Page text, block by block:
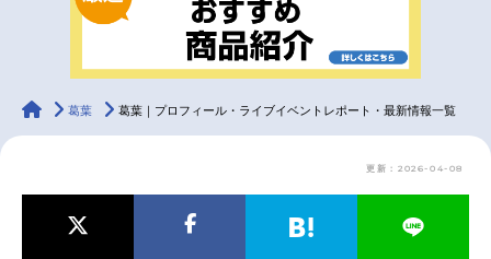
ランキング アニメ
ラジオ みんなの声
animateTimes
葛葉 葛葉｜プロフィール・ライブイベントレポート・最新情報一覧
更新：2026-04-08